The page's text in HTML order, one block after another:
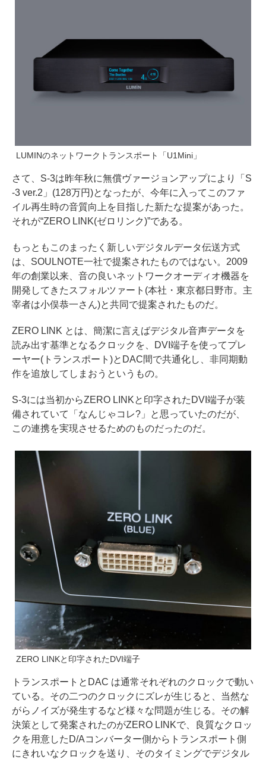
LUMINのネットワークトランスポート「U1Mini」
さて、S-3は昨年秋に無償ヴァージョンアップにより「S
-3 ver.2」(128万円)となったが、今年に入ってこのファ
イル再生時の音質向上を目指した新たな提案があった。
それが“ZERO LINK(ゼロリンク)”である。
もっともこのまったく新しいデジタルデータ伝送方式
は、SOULNOTE一社で提案されたものではない。2009
年の創業以来、音の良いネットワークオーディオ機器を
開発してきたスフォルツァート(本社・東京都日野市。主
宰者は小俣恭一さん)と共同で提案されたものだ。
ZERO LINK とは、簡潔に言えばデジタル音声データを
読み出す基準となるクロックを、DVI端子を使ってプレ
ーヤー(トランスポート)とDAC間で共通化し、非同期動
作を追放してしまおうというもの。
S-3には当初からZERO LINKと印字されたDVI端子が装
備されていて「なんじゃコレ?」と思っていたのだが、
この連携を実現させるためのものだったのだ。
ZERO LINKと印字されたDVI端子
トランスポートとDAC は通常それぞれのクロックで動い
ている。その二つのクロックにズレが生じると、当然な
がらノイズが発生するなど様々な問題が生じる。その解
決策として発案されたのがZERO LINKで、良質なクロッ
クを用意したD/Aコンバーター側からトランスポート側
にきれいなクロックを送り、そのタイミングでデジタル